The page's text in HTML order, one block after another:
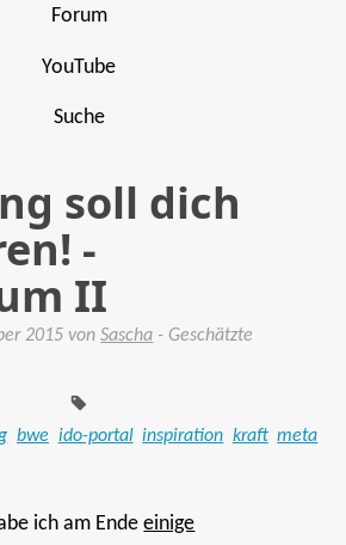
Forum
YouTube
Suche
soll dich
-
II
2015vonSascha - Geschätzte
bwe ido-portal inspiration kraft meta
ich am Endeeinige